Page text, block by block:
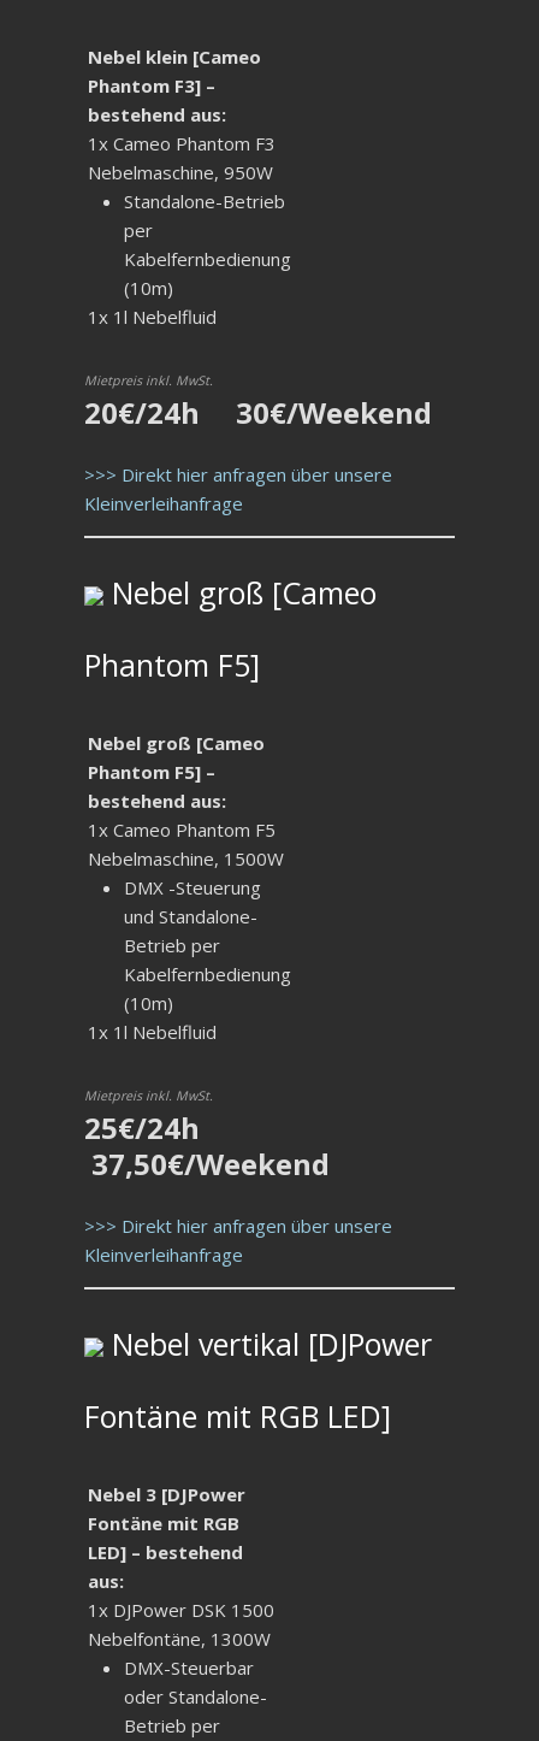
Nebel klein [Cameo
Phantom F3] –
bestehend aus:
1x Cameo Phantom F3
Nebelmaschine, 950W
Standalone-Betrieb
per
Kabelfernbedienung
(10m)
1x 1l Nebelfluid
Mietpreis inkl. MwSt.
20€/24h 30€/Weekend
>>> Direkt hier anfragen über unsere
Kleinverleihanfrage
Nebel groß [Cameo
Phantom F5]
Nebel groß [Cameo
Phantom F5] –
bestehend aus:
1x Cameo Phantom F5
Nebelmaschine, 1500W
DMX -Steuerung
und Standalone-
Betrieb per
Kabelfernbedienung
(10m)
1x 1l Nebelfluid
Mietpreis inkl. MwSt.
25€/24h
37,50€/Weekend
>>> Direkt hier anfragen über unsere
Kleinverleihanfrage
Nebel vertikal [DJPower
Fontäne mit RGB LED]
Nebel 3 [DJPower
Fontäne mit RGB
LED] – bestehend
aus:
1x DJPower DSK 1500
Nebelfontäne, 1300W
DMX-Steuerbar
oder Standalone-
Betrieb per